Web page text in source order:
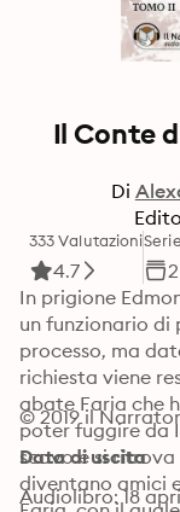
Il Conte
Di
333 Valutazioni
4.7
Serie
In prigione
un funzionario
processo, ma
richiesta viene
abate Faria che
poter fuggire da
scavo e si
diventano amici
© 2019 il
Data di uscita
Audiolibro: 18